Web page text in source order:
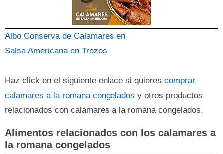
Albo Conserva de Calamares en
Salsa Americana en Trozos
Haz click en el siguiente enlace si quieres comprar
calamares a la romana congelados y otros productos
relacionados con calamares a la romana congelados.
Alimentos relacionados con los calamares a
la romana congelados